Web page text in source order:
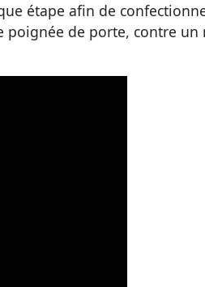
étape afin de
poignée de porte, contre